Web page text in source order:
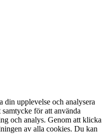
din upplevelse och analysera
för att använda
och analys. Genom att klicka
av alla cookies. Du kan